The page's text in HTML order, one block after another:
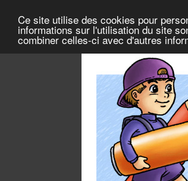
Ce site utilise des cookies pour
informations sur l'utilisation du site
combiner celles-ci avec d'autres